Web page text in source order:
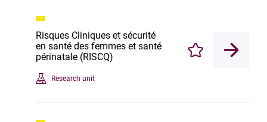
Risques Cliniques et sécurité
en santé des femmes et santé
périnatale (RISCQ)
Research unit
Enregistrer